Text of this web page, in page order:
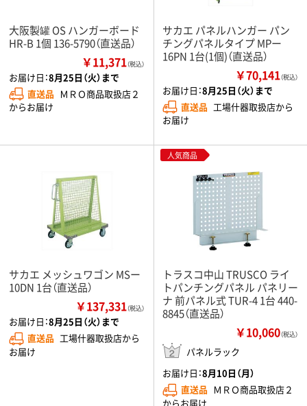
大阪製罐 OS ハンガーボード
HR-B 1個 136-5790（直送品）
￥11,371（税込）
お届け日：8月25日（火）まで
直送品 ＭＲＯ商品取扱店２
からお届け
サカエ パネルハンガー パン
チングパネルタイプ MPー
16PN 1台(1個)（直送品）
￥70,141（税込）
お届け日：8月25日（火）まで
直送品 工場什器取扱店から
お届け
サカエ メッシュワゴン MSー
10DN 1台（直送品）
￥137,331（税込）
お届け日：8月25日（火）まで
直送品 工場什器取扱店から
お届け
人気商品
トラスコ中山 TRUSCO ライ
トパンチングパネル パネリー
ナ 前パネル式 TUR-4 1台 440-
8845（直送品）
￥10,060（税込）
パネルラック
お届け日：8月10日（月）
直送品 ＭＲＯ商品取扱店２
からお届け